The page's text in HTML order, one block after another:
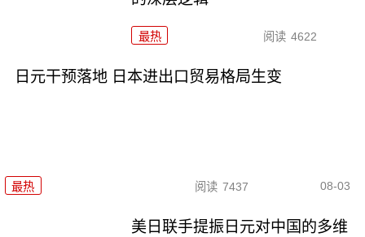
最热 阅读 4622
日元干预落地 日本进出口贸易格局生变
最热 阅读 7437 08-03
美日联手提振日元对中国的多维